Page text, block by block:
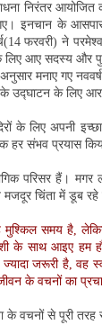
निरंतर
इनचान के
फरवरी) ने
आए सदस्य और
मनाए गए
उद्घाटन के लिए
के लिए अपनी
तक हर संभव प्रयास
परिसर हैं। मगर
मजदूर चिंता में डूब रहे
मुश्किल समय है,
के साथ आइए हम
जरूरी है, वह
के वचनों का
के वचनों से पूरी